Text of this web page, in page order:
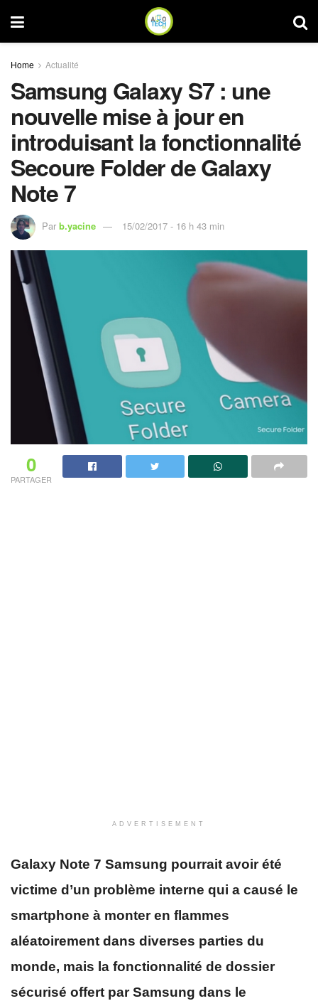
Home Actualité
Samsung Galaxy S7 : une
nouvelle mise à jour en
introduisant la fonctionnalité
Secoure Folder de Galaxy
Note 7
Par b.yacine 15/02/2017 - 16 h 43 min
0
PARTAGER
ADVERTISEMENT
Galaxy Note 7 Samsung pourrait avoir été
victime d’un problème interne qui a causé le
smartphone à monter en flammes
aléatoirement dans diverses parties du
monde, mais la fonctionnalité de dossier
sécurisé offert par Samsung dans le